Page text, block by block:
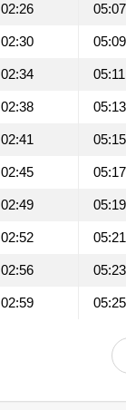
02:26 05:07
02:30 05:09
02:34 05:11
02:38 05:13
02:41 05:15
02:45 05:17
02:49 05:19
02:52 05:21
02:56 05:23
02:59 05:25